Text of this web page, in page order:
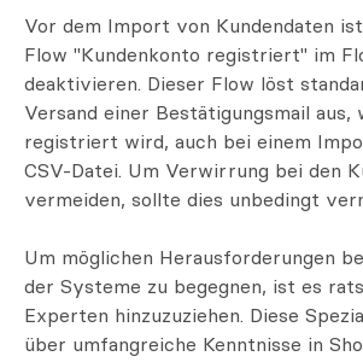
Vor dem Import von Kundendaten
Flow "Kundenkonto registriert" im
deaktivieren. Dieser Flow löst
Versand einer Bestätigungsmail aus,
registriert wird, auch bei einem
CSV-Datei. Um Verwirrung bei den
vermeiden, sollte dies unbedingt
Um möglichen Herausforderungen
der Systeme zu begegnen, ist es
Experten hinzuzuziehen. Diese
über umfangreiche Kenntnisse in